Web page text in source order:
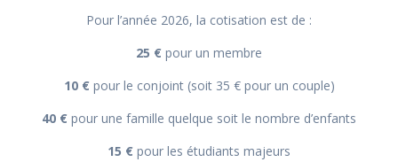
Pour l’année 2026, la cotisation est de :
25 € pour un membre
10 € pour le conjoint (soit 35 € pour un couple)
40 € pour une famille quelque soit le nombre d’enfants
15 € pour les étudiants majeurs